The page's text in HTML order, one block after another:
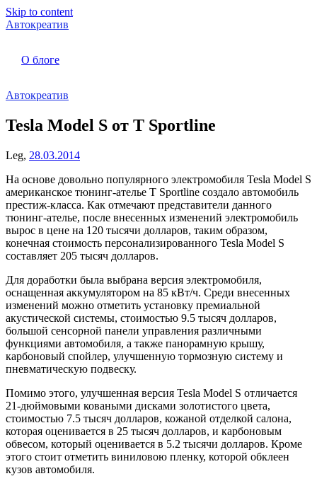
Skip to content
Автокреатив
О блоге
Автокреатив
Tesla Model S от T Sportline
Leg, 28.03.2014
На основе довольно популярного электромобиля Tesla Model S
американское тюнинг-ателье T Sportline создало автомобиль
престиж-класса. Как отмечают представители данного
тюнинг-ателье, после внесенных изменений электромобиль
вырос в цене на 120 тысячи долларов, таким образом,
конечная стоимость персонализированного Tesla Model S
составляет 205 тысяч долларов.
Для доработки была выбрана версия электромобиля,
оснащенная аккумулятором на 85 кВт/ч. Среди внесенных
изменений можно отметить установку премиальной
акустической системы, стоимостью 9.5 тысяч долларов,
большой сенсорной панели управления различными
функциями автомобиля, а также панорамную крышу,
карбоновый спойлер, улучшенную тормозную систему и
пневматическую подвеску.
Помимо этого, улучшенная версия Tesla Model S отличается
21-дюймовыми коваными дисками золотистого цвета,
стоимостью 7.5 тысяч долларов, кожаной отделкой салона,
которая оценивается в 25 тысяч долларов, и карбоновым
обвесом, который оценивается в 5.2 тысячи долларов. Кроме
этого стоит отметить виниловою пленку, которой обклеен
кузов автомобиля.